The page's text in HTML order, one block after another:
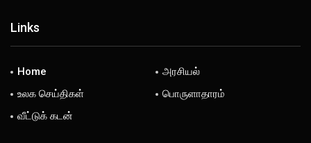
Links
Home
அரசியல்
உலக செய்திகள்
பொருளாதாரம்
வீட்டுக் கடன்